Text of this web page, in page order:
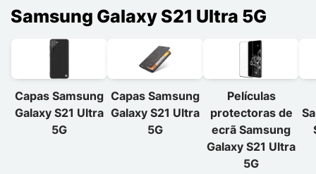
Samsung Galaxy S21 Ultra 5G
Capas Samsung
Galaxy S21 Ultra
5G
Capas Samsung
Galaxy S21 Ultra
5G
Películas
protectoras de
ecrã Samsung
Galaxy S21 Ultra
5G